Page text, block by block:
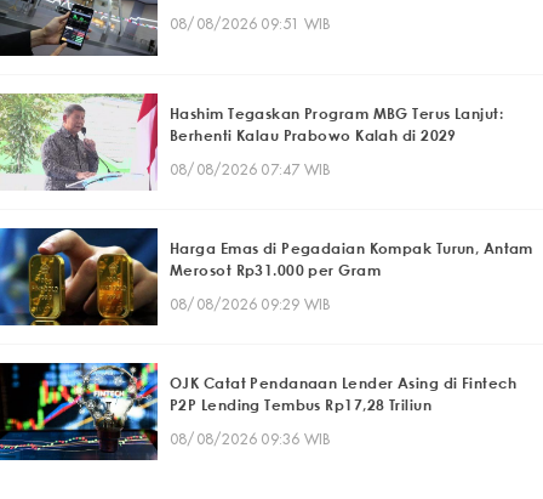
08/08/2026 09:51 WIB
Hashim Tegaskan Program MBG Terus Lanjut:
Berhenti Kalau Prabowo Kalah di 2029
08/08/2026 07:47 WIB
Harga Emas di Pegadaian Kompak Turun, Antam
Merosot Rp31.000 per Gram
08/08/2026 09:29 WIB
OJK Catat Pendanaan Lender Asing di Fintech
P2P Lending Tembus Rp17,28 Triliun
08/08/2026 09:36 WIB